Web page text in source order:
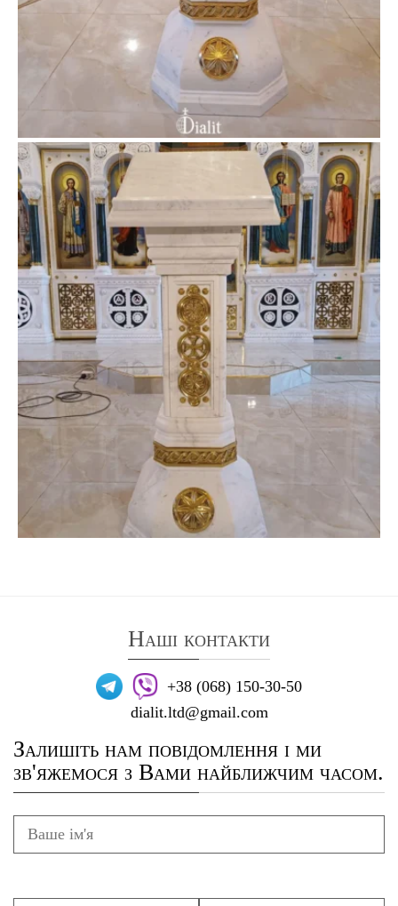
Наші контакти
+38 (068) 150-30-50
dialit.ltd@gmail.com
Залишіть нам повідомлення і ми
зв'яжемося з Вами найближчим часом.